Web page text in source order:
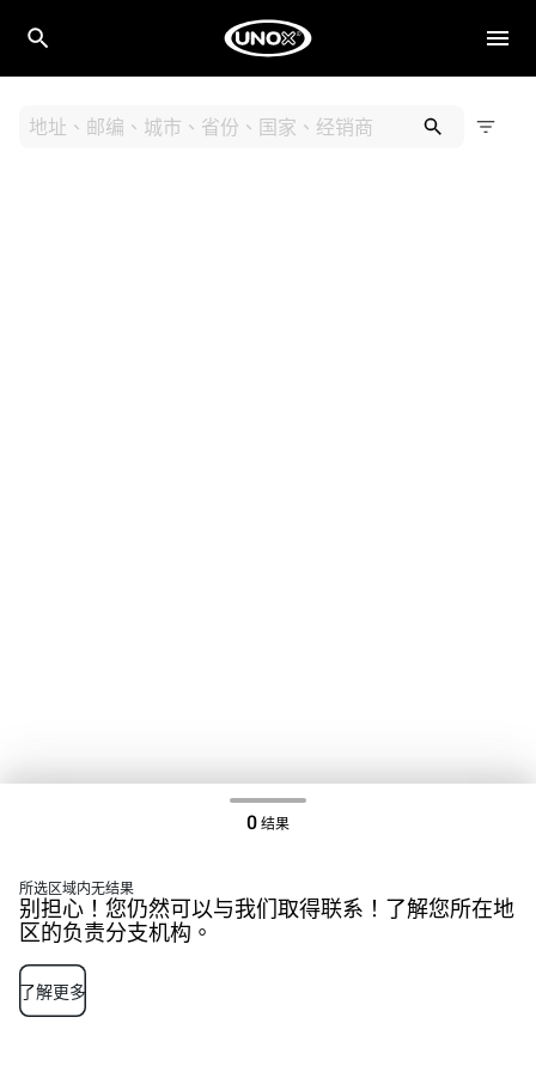
0 结果
所选区域内无结果
别担心！您仍然可以与我们取得联系！了解您所在地
区的负责分支机构。
了解更多